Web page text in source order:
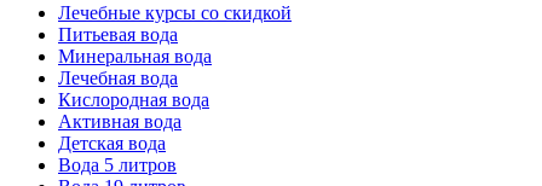
Лечебные курсы со скидкой
Питьевая вода
Минеральная вода
Лечебная вода
Кислородная вода
Активная вода
Детская вода
Вода 5 литров